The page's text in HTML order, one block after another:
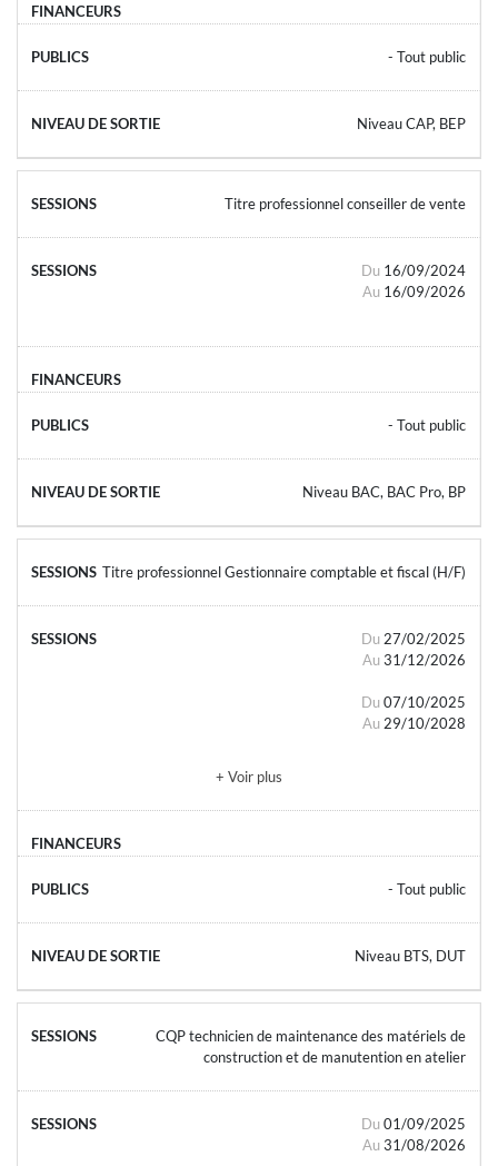
- Tout public
Niveau CAP, BEP
Titre professionnel conseiller de vente
Du 16/09/2024
Au 16/09/2026
- Tout public
Niveau BAC, BAC Pro, BP
Titre professionnel Gestionnaire comptable et fiscal (H/F)
Du 27/02/2025
Au 31/12/2026
Du 07/10/2025
Au 29/10/2028
+ Voir plus
- Tout public
Niveau BTS, DUT
CQP technicien de maintenance des matériels de
construction et de manutention en atelier
Du 01/09/2025
Au 31/08/2026